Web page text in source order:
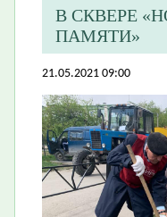
В СКВЕРЕ
ПАМЯТИ»
21.05.2021 09:00